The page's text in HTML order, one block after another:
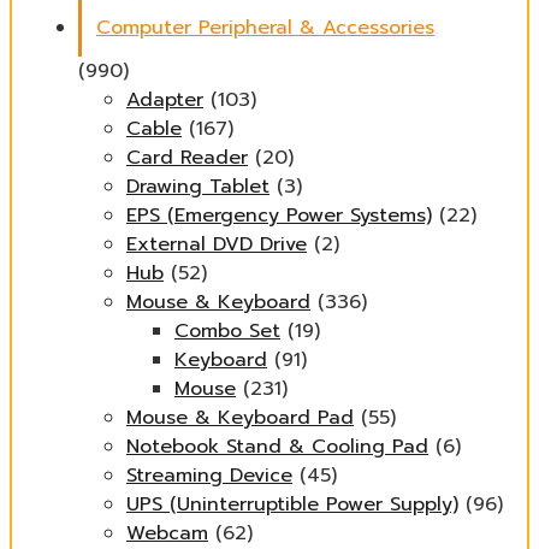
Computer Peripheral & Accessories
(990)
Adapter (103)
Cable (167)
Card Reader (20)
Drawing Tablet (3)
EPS (Emergency Power Systems) (22)
External DVD Drive (2)
Hub (52)
Mouse & Keyboard (336)
Combo Set (19)
Keyboard (91)
Mouse (231)
Mouse & Keyboard Pad (55)
Notebook Stand & Cooling Pad (6)
Streaming Device (45)
UPS (Uninterruptible Power Supply) (96)
Webcam (62)